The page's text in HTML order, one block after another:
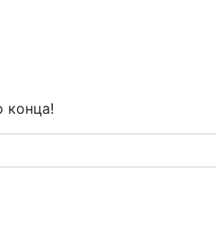
конца!